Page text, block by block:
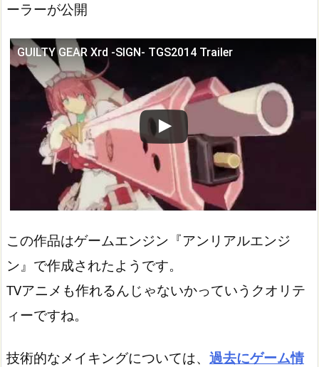
ーラーが公開
GUILTY GEAR Xrd -SIGN- TGS2014 Trailer
この動画を YouTube で視聴
この作品はゲームエンジン『アンリアルエンジ
ン』で作成されたようです。
TVアニメも作れるんじゃないかっていうクオリテ
ィーですね。
技術的なメイキングについては、 過去にゲーム情